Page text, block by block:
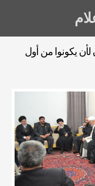
لأن يكونوا من أول